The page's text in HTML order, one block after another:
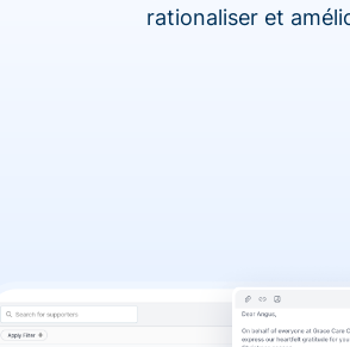
rationaliser et